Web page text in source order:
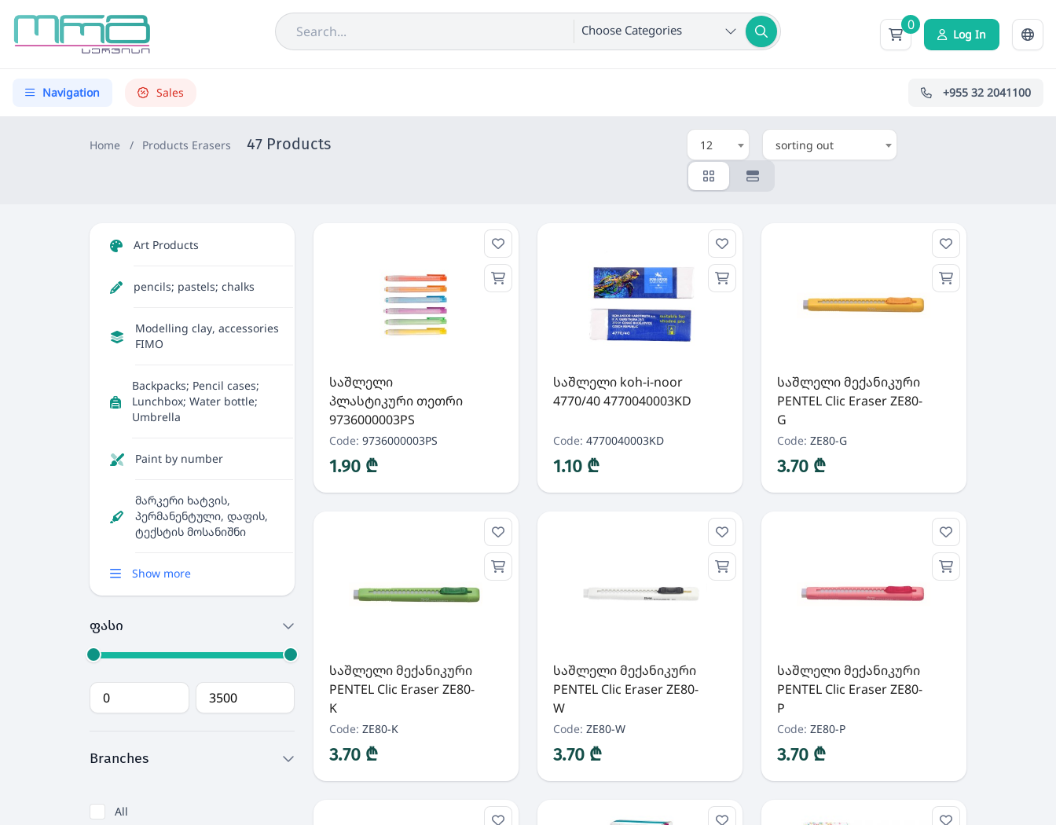
Choose Categories 0
Log In
Navigation Sales +955 32 2041100
Home / Products Erasers 47 Products 12 sorting out
Art Products
pencils; pastels; chalks
Modelling clay, accessories
FIMO
Backpacks; Pencil cases;
Lunchbox; Water bottle;
Umbrella
Paint by number
მარკერი ხატვის,
პერმანენტული, დაფის,
ტექსტის მოსანიშნი
Show more
ფასი
Branches
All
საშლელი
პლასტიკური თეთრი
9736000003PS
Code: 9736000003PS
1.90 ₾
საშლელი koh-i-noor
4770/40 4770040003KD
Code: 4770040003KD
1.10 ₾
საშლელი მექანიკური
PENTEL Clic Eraser ZE80-
G
Code: ZE80-G
3.70 ₾
საშლელი მექანიკური
PENTEL Clic Eraser ZE80-
K
Code: ZE80-K
3.70 ₾
საშლელი მექანიკური
PENTEL Clic Eraser ZE80-
W
Code: ZE80-W
3.70 ₾
საშლელი მექანიკური
PENTEL Clic Eraser ZE80-
P
Code: ZE80-P
3.70 ₾